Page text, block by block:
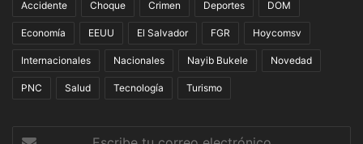
Accidente Choque Crimen Deportes DOM
Economía EEUU El Salvador FGR Hoycomsv
Internacionales Nacionales Nayib Bukele Novedad
PNC Salud Tecnología Turismo